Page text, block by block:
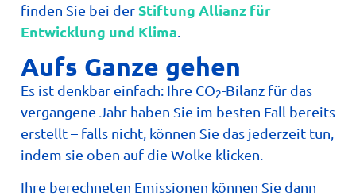
finden Sie bei derStiftung Allianz für
Entwicklung und Klima.
Aufs Ganze gehen
Es ist denkbar einfach: Ihre CO2-Bilanz für das
vergangene Jahr haben Sie im besten Fall bereits
erstellt – falls nicht, können Sie das jederzeit tun,
indem sie oben auf die Wolke klicken.
Ihre berechneten Emissionen können Sie dann